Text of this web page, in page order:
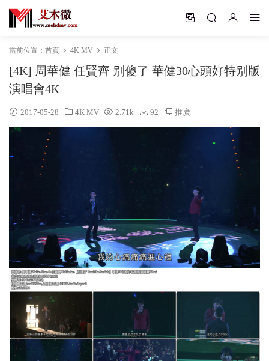
當前位置： 首頁 4K MV 正文
[4K] 周華健 任賢齊 别傻了 華健30心頭好特别版
演唱會4K
2017-05-28 4K MV 2.71k 92 推廣